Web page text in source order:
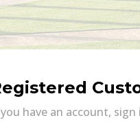
have an account,